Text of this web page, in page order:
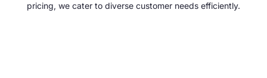
pricing, we cater to diverse customer needs efficiently.